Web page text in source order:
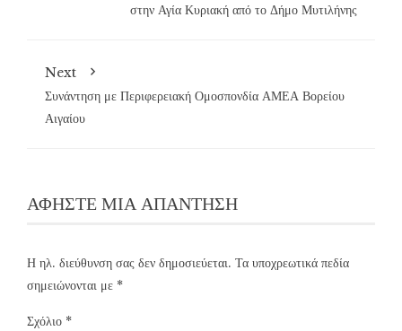
στην Αγία Κυριακή από το Δήμο Μυτιλήνης
Next
Συνάντηση με Περιφερειακή Ομοσπονδία ΑΜΕΑ Βορείου
Αιγαίου
ΑΦΉΣΤΕ ΜΙΑ ΑΠΆΝΤΗΣΗ
Η ηλ. διεύθυνση σας δεν δημοσιεύεται. Τα υποχρεωτικά πεδία
σημειώνονται με *
Σχόλιο *